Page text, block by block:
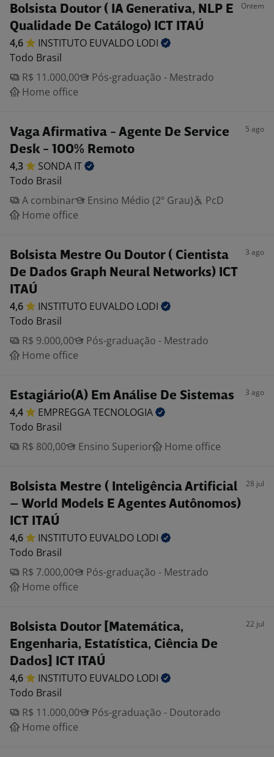
Bolsista Doutor ( IA Generativa, NLP E
Qualidade De Catálogo) ICT ITAÚ
Ontem
4,6 INSTITUTO EUVALDO LODI
Todo Brasil
R$ 11.000,00
Pós-graduação - Mestrado
Home office
Vaga Afirmativa - Agente De Service
Desk - 100% Remoto
5 ago
4,3 SONDA IT
Todo Brasil
A combinar
Ensino Médio (2º Grau)
PcD
Home office
Bolsista Mestre Ou Doutor ( Cientista
De Dados Graph Neural Networks) ICT
ITAÚ
3 ago
4,6 INSTITUTO EUVALDO LODI
Todo Brasil
R$ 9.000,00
Pós-graduação - Mestrado
Home office
Estagiário(A) Em Análise De Sistemas 3 ago
4,4 EMPREGGATECNOLOGIA
Todo Brasil
R$ 800,00
Ensino Superior Home office
Bolsista Mestre ( Inteligência Artificial
– World Models E Agentes Autônomos)
ICT ITAÚ
28 jul
4,6 INSTITUTO EUVALDO LODI
Todo Brasil
R$ 7.000,00
Pós-graduação - Mestrado
Home office
Bolsista Doutor [Matemática,
Engenharia, Estatística, Ciência De
Dados] ICT ITAÚ
22 jul
4,6 INSTITUTO EUVALDO LODI
Todo Brasil
R$ 11.000,00
Pós-graduação - Doutorado
Home office